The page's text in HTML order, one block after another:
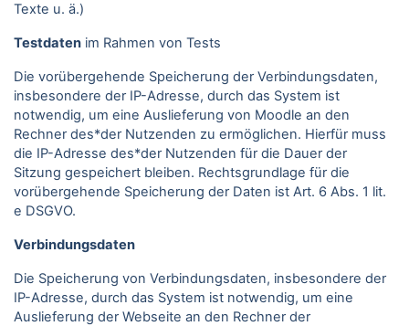
Texte u. ä.)
Testdaten im Rahmen von Tests
Die vorübergehende Speicherung der Verbindungsdaten,
insbesondere der IP-Adresse, durch das System ist
notwendig, um eine Auslieferung von Moodle an den
Rechner des*der Nutzenden zu ermöglichen. Hierfür muss
die IP-Adresse des*der Nutzenden für die Dauer der
Sitzung gespeichert bleiben. Rechtsgrundlage für die
vorübergehende Speicherung der Daten ist Art. 6 Abs. 1 lit.
e DSGVO.
Verbindungsdaten
Die Speicherung von Verbindungsdaten, insbesondere der
IP-Adresse, durch das System ist notwendig, um eine
Auslieferung der Webseite an den Rechner der